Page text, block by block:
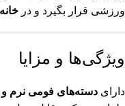
ورزشی قرار بگیرد و در
ویژگی‌ها و مزایا
دارای دسته‌های فومی نرم